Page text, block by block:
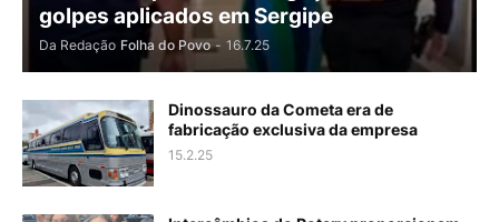
golpes aplicados em Sergipe
Da Redação Folha do Povo - 16.7.25
Dinossauro da Cometa era de
fabricação exclusiva da empresa
15.2.25